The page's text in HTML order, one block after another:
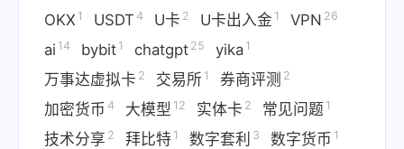
OKX 1 USDT 4 U卡 2 U卡出入金 1 VPN 26
ai 14 bybit 1 chatgpt 25 yika 1
万事达虚拟卡 2 交易所 1 券商评测 2
加密货币 4 大模型 12 实体卡 2 常见问题 1
技术分享 2 拜比特 1 数字套利 3 数字货币 1